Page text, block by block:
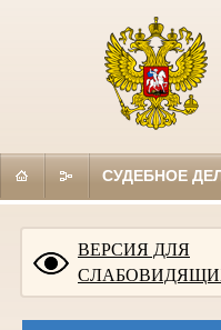
СУДЕБНОЕ
ВЕРСИЯ ДЛЯ